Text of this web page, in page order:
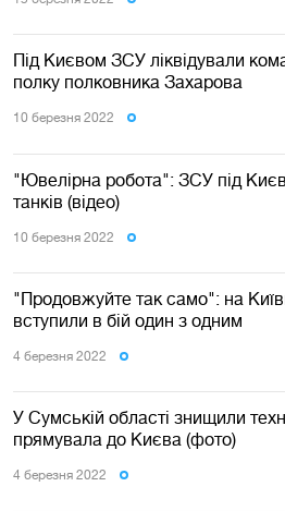
Під Києвом ЗСУ ліквідували
полку полковника Захарова
10 березня 2022
"Ювелірна робота": ЗСУ під
танків (відео)
10 березня 2022
"Продовжуйте так само": на
вступили в бій один з одним
4 березня 2022
У Сумській області знищили
прямувала до Києва (фото)
4 березня 2022